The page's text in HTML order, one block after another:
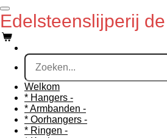
Ga
direct
naar
de
hoofdinhoud
Edelsteenslijperij
Welkom
* Hangers -
* Armbanden -
* Oorhangers -
* Ringen -